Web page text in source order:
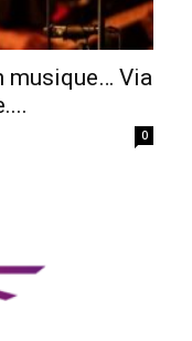
musique… Via
0